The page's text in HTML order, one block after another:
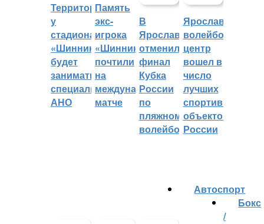
Территорией
у
стадиона
«Шинник»
будет
заниматься
специальное
АНО
Память
экс-
игрока
«Шинника»
почтили
на
международном
матче
В
Ярославле
отменили
финал
Кубка
России
по
пляжному
волейболу
Ярославский
волейбольный
центр
вошел в
число
лучших
спортивных
объектов
России
Автоспорт
Бокс
/